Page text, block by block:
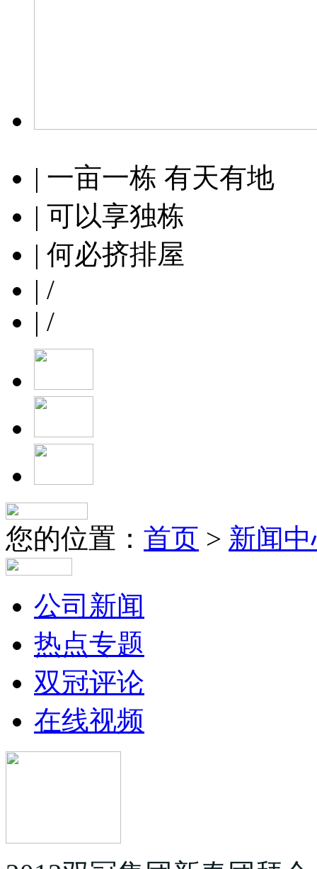
| 一亩一栋 有天有地
| 可以享独栋
| 何必挤排屋
| /
| /
您的位置： 首页 > 新闻
公司新闻
热点专题
双冠评论
在线视频